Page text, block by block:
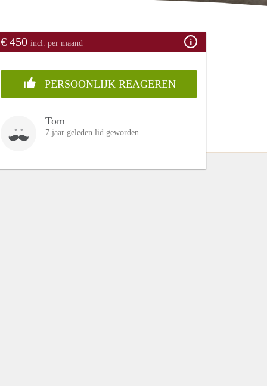
€ 450 incl. per maand
PERSOONLIJK REAGEREN
Tom
7 jaar geleden lid geworden